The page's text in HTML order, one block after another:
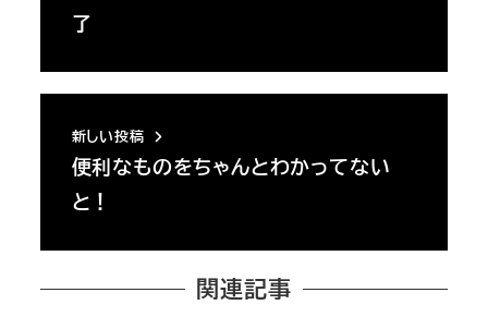
了
新しい投稿
便利なものをちゃんとわかってない
と！
関連記事